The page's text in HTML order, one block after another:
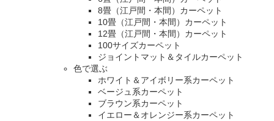
8畳（江戸間・本間）カーペット
10畳（江戸間・本間）カーペット
12畳（江戸間・本間）カーペット
100サイズカーペット
ジョイントマット＆タイルカーペット
色で選ぶ
ホワイト＆アイボリー系カーペット
ベージュ系カーペット
ブラウン系カーペット
イエロー＆オレンジー系カーペット